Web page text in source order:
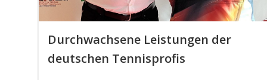
Durchwachsene Leistungen der
deutschen Tennisprofis